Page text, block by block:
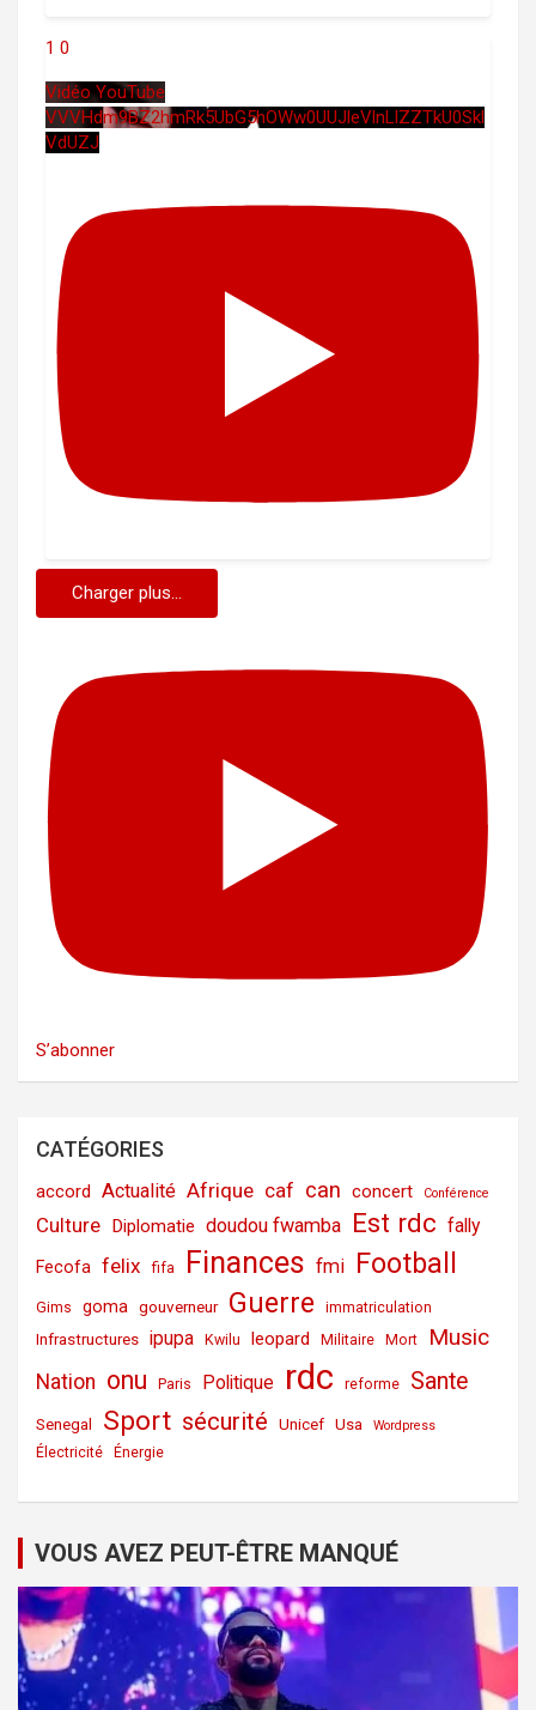
1 0
Vidéo YouTube
VVVHdm9BZ2hmRk5UbG5hOWw0UUJleVlnLlZZTkU0Skl
VdUZJ
Charger plus...
S’abonner
CATÉGORIES
accord Actualité Afrique caf can concert Conférence
Culture Diplomatie doudou fwamba Est rdc fally
Fecofa felix fifa Finances fmi Football
Gims goma gouverneur Guerre immatriculation
Infrastructures ipupa Kwilu leopard Militaire Mort Music
Nation onu Paris Politique rdc reforme Sante
Senegal Sport sécurité Unicef Usa Wordpress
Électricité Énergie
VOUS AVEZ PEUT-ÊTRE MANQUÉ